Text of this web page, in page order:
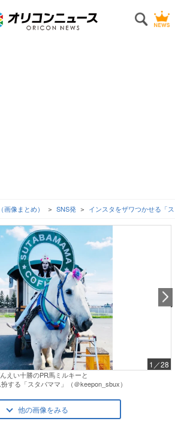
像まとめ） SNS発 インスタをザワつかせる「
1／28
えい十勝のPR馬ミルキーと
する「スタバママ」（＠keepon_sbux）
他の画像をみる